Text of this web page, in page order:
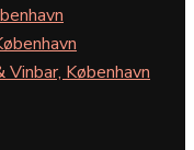
København